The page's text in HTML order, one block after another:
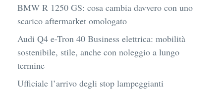
BMW R 1250 GS: cosa cambia davvero con uno
scarico aftermarket omologato
Audi Q4 e-Tron 40 Business elettrica: mobilità
sostenibile, stile, anche con noleggio a lungo
termine
Ufficiale l’arrivo degli stop lampeggianti